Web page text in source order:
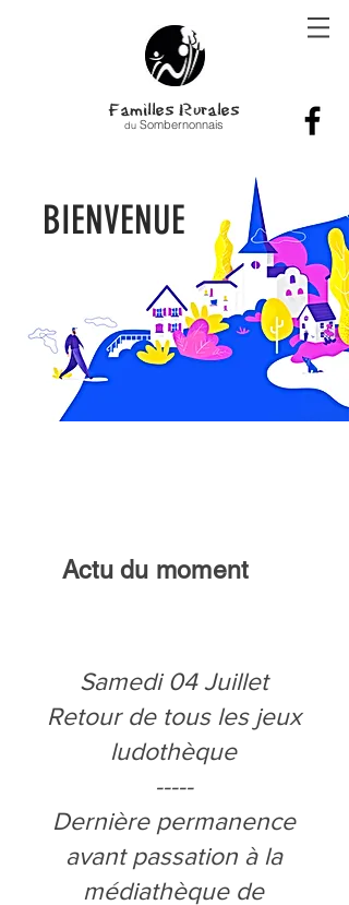
Familles Rurales
duSombernonnais
BIENVENUE
Actu du moment
Samedi 04 Juillet
Retour de tous les jeux
ludothèque
-----
Dernière permanence
avant passation à la
médiathèque de